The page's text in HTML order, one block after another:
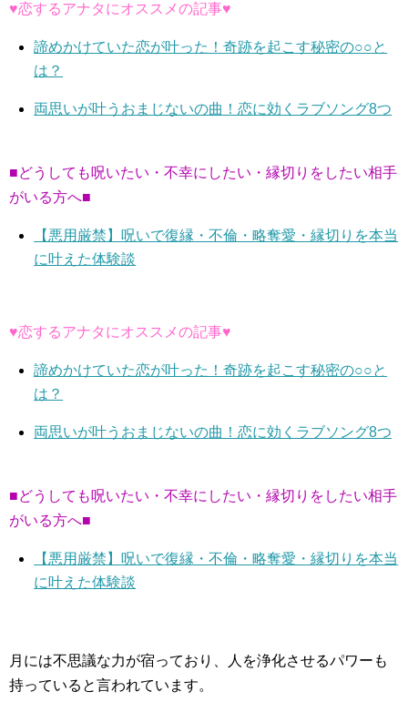
♥恋するアナタにオススメの記事♥
諦めかけていた恋が叶った！奇跡を起こす秘密の○○と
は？
両思いが叶うおまじないの曲！恋に効くラブソング8つ
■どうしても呪いたい・不幸にしたい・縁切りをしたい相手
がいる方へ■
【悪用厳禁】呪いで復縁・不倫・略奪愛・縁切りを本当
に叶えた体験談
♥恋するアナタにオススメの記事♥
諦めかけていた恋が叶った！奇跡を起こす秘密の○○と
は？
両思いが叶うおまじないの曲！恋に効くラブソング8つ
■どうしても呪いたい・不幸にしたい・縁切りをしたい相手
がいる方へ■
【悪用厳禁】呪いで復縁・不倫・略奪愛・縁切りを本当
に叶えた体験談
月には不思議な力が宿っており、人を浄化させるパワーも
持っていると言われています。